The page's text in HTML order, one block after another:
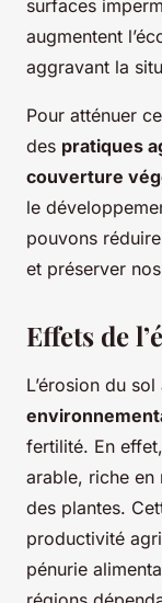
surfaces
augmentent
aggravant la
Pour atténuer
des pratiques
couverture
le
pouvons
et préserver
Effets de
L’érosion du sol
fertilité. En
arable, riche en
des plantes.
productivité
pénurie